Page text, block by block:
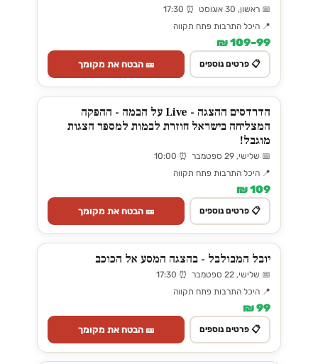
📅 ראשון, 30 אוגוסט ⏰ 17:30
📍 היכל התרבות פתח תקווה
99–109 ₪
📋 פרטים נוספים 🎫 הבטח את מקומך
הדרדסים ההצגה - Live על הבמה - ההפקה
המצליחה בישראל חוזרת לבמות למספר הצגות
מוגבל!
📅 שלישי, 29 ספטמבר ⏰ 10:00
📍 היכל התרבות פתח תקווה
109 ₪
📋 פרטים נוספים 🎫 הבטח את מקומך
יובל המבולבל - בהצגה המסע אל הכוכב
📅 שלישי, 22 ספטמבר ⏰ 17:30
📍 היכל התרבות פתח תקווה
99 ₪
📋 פרטים נוספים 🎫 הבטח את מקומך